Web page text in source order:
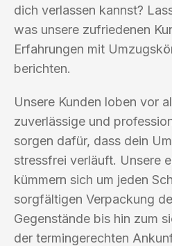
dich verlassen kannst?
was unsere zufriedenen
Erfahrungen mit
berichten.
Unsere Kunden loben vor
zuverlässige und
sorgen dafür, dass dein
stressfrei verläuft. Unsere
kümmern sich um jeden
sorgfältigen Verpackung
Gegenstände bis hin zum
der termingerechten